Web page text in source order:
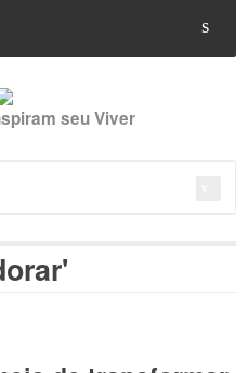
s
seu Viver